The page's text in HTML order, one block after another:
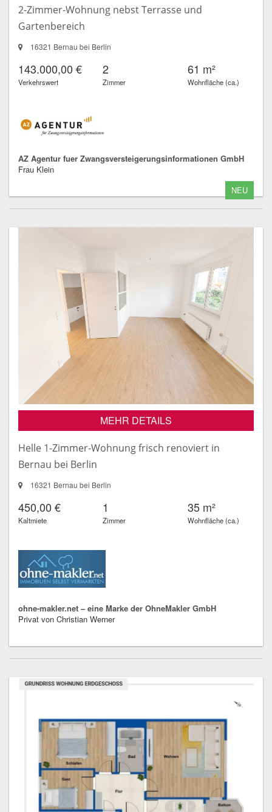
2-Zimmer-Wohnung nebst Terrasse und
Gartenbereich
16321 Bernau bei Berlin
143.000,00 €
Verkehrswert
2
Zimmer
61 m²
Wohnfläche (ca.)
AZ Agentur fuer Zwangsversteigerungsinformationen GmbH
Frau Klein
NEU
MEHR DETAILS
Helle 1-Zimmer-Wohnung frisch renoviert in
Bernau bei Berlin
16321 Bernau bei Berlin
450,00 €
Kaltmiete
1
Zimmer
35 m²
Wohnfläche (ca.)
ohne-makler.net – eine Marke der OhneMakler GmbH
Privat von Christian Werner